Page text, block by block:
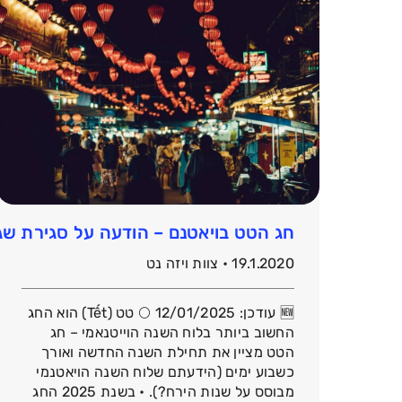
חג הטט בויאטנם – הודעה על סגירת
19.1.2020 • צוות ויזה נט
🆕 עודכן: 12/01/2025 🌕 טט (Tết) הוא החג
החשוב ביותר בלוח השנה הוייטנאמי – חג
הטט מציין את תחילת השנה החדשה ואורך
כשבוע ימים (הידעתם שלוח השנה הויאטנמי
מבוסס על שנות הירח?). • בשנת 2025 החג